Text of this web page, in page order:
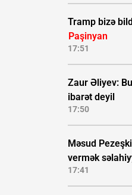
Tramp bizə
Paşinyan
17:51
Zaur Əliyev: Bu
ibarət deyil
17:50
Məsud
vermək
17:41